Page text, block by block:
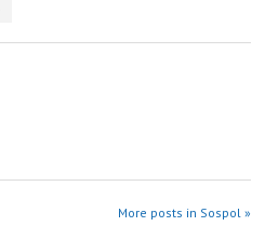
More posts in Sospol »